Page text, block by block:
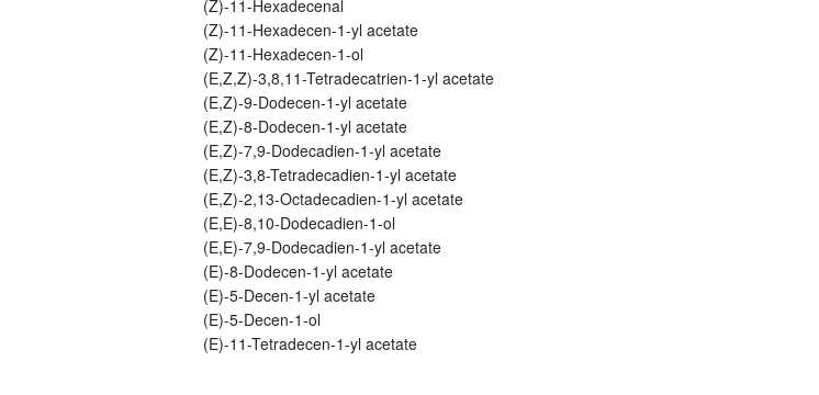
(Z)-11-Hexadecenal
(Z)-11-Hexadecen-1-yl acetate
(Z)-11-Hexadecen-1-ol
(E,Z,Z)-3,8,11-Tetradecatrien-1-yl acetate
(E,Z)-9-Dodecen-1-yl acetate
(E,Z)-8-Dodecen-1-yl acetate
(E,Z)-7,9-Dodecadien-1-yl acetate
(E,Z)-3,8-Tetradecadien-1-yl acetate
(E,Z)-2,13-Octadecadien-1-yl acetate
(E,E)-8,10-Dodecadien-1-ol
(E,E)-7,9-Dodecadien-1-yl acetate
(E)-8-Dodecen-1-yl acetate
(E)-5-Decen-1-yl acetate
(E)-5-Decen-1-ol
(E)-11-Tetradecen-1-yl acetate